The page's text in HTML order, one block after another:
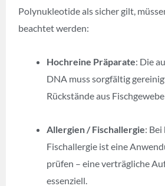
Polynukleotide als sicher gilt,
beachtet werden:
Hochreine Präparate: Die
DNA muss sorgfältig
Rückstände aus
Allergien / Fischallergie:
Fischallergie ist eine
prüfen – eine verträgliche
essenziell.